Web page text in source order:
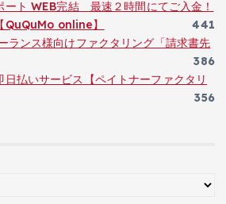
ート WEB完結 最速２時間にてご入金！
QuQuMo online】
441
ランス様向けファクタリング「請求書先
386
払いサービス【ペイトナーファクタリ
356